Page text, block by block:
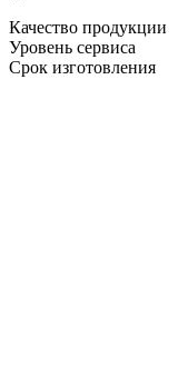
Качество продукции
Уровень сервиса
Срок изготовления